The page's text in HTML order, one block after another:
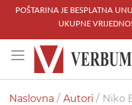
POŠTARINA JE BESPLATNA
UKUPNE
to
Content
Naslovna Autori Niko